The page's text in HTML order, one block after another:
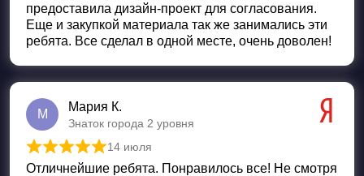
предоставила дизайн-проект для согласования.
Еще и закупкой материала так же занимались эти
ребята. Все сделал в одной месте, очень доволен!
М
Мария К.
Знаток города 2 уровня
Оценка 5 из 5
14 июля
Отличнейшие ребята. Понравилось все! Не смотря